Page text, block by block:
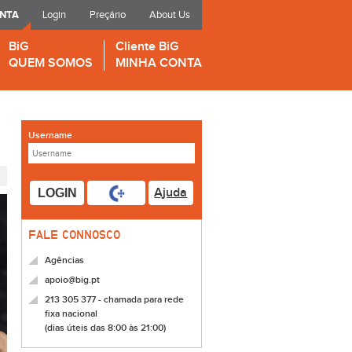
Login Preçário About Us
BiG
QUEM SOMOS
Cliente BiG
MINHA CONTA
Username
LOGIN Ajuda
FALE CONNOSCO
Agências
apoio@big.pt
213 305 377 - chamada para rede
fixa nacional
(dias úteis das 8:00 às 21:00)